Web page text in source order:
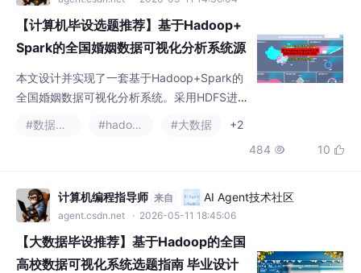
【计算机毕设选题推荐】基于Hadoop+
Spark的全国婚姻数据可视化分析系统源
码 毕业设计 选题推荐 毕设选题 数据分
析 机器学习 数据挖掘
本文设计并实现了一套基于Hadoop+Spark的
全国婚姻数据可视化分析系统。采用HDFS进
行分布式存储，利用Spark进行数据清洗与聚
入分析了全国婚姻登记趋势与离婚率分布特
征，探索了经济发展与婚姻状况的关联，最终
实现了婚姻数据的直观展示，为相关领域研究
提供了有效
#数据挖掘 #hadoop #大数据
+2
484  10 
计算机编程指导师 来自 AI Agent技术社区
agent.csdn.net · 2026-05-11 18:45:06
【大数据毕设推荐】基于Hadoop的全国
高校数据可视化系统选题指南 毕业设计